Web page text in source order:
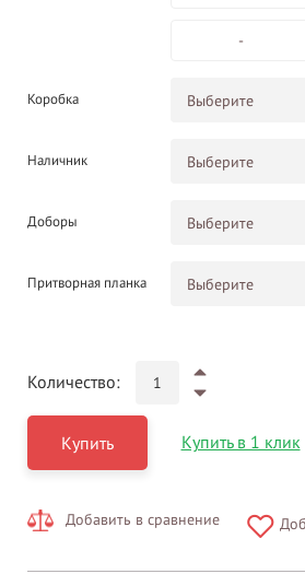
-
Коробка
Наличник
Доборы
Притворная планка
Количество:
Купить Купить в 1 клик
Добавить в сравнение